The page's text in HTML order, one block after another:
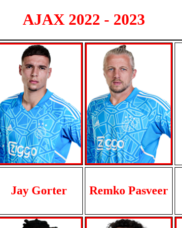
AJAX 2022 - 2023
Jay Gorter Remko Pasveer